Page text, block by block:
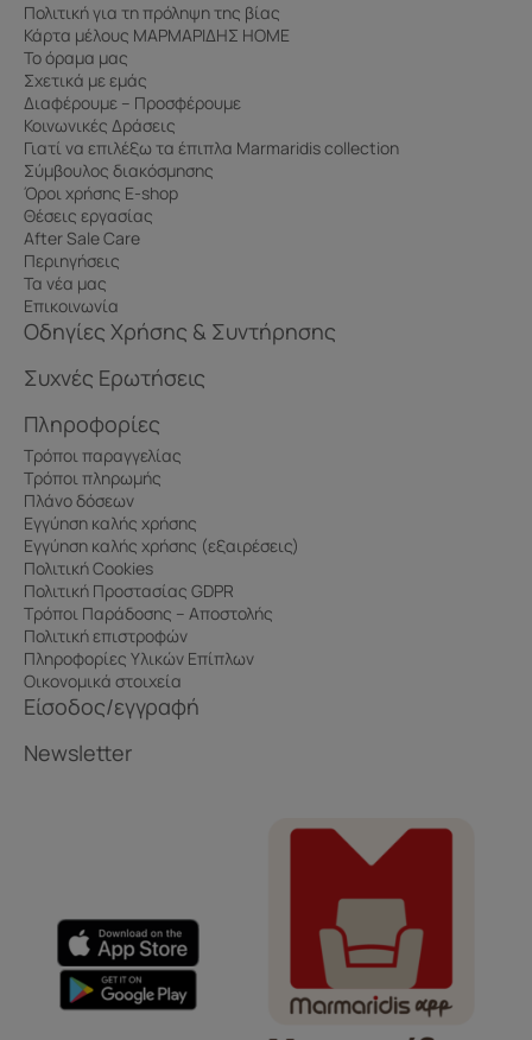
Πολιτική για τη πρόληψη της βίας
Κάρτα μέλους ΜΑΡΜΑΡΙΔΗΣ HOME
Το όραμα μας
Σχετικά με εμάς
Διαφέρουμε – Προσφέρουμε
Κοινωνικές Δράσεις
Γιατί να επιλέξω τα έπιπλα Marmaridis collection
Σύμβουλος διακόσμησης
Όροι χρήσης E-shop
Θέσεις εργασίας
After Sale Care
Περιηγήσεις
Τα νέα μας
Επικοινωνία
Οδηγίες Χρήσης & Συντήρησης
Συχνές Ερωτήσεις
Πληροφορίες
Τρόποι παραγγελίας
Τρόποι πληρωμής
Πλάνο δόσεων
Εγγύηση καλής χρήσης
Εγγύηση καλής χρήσης (εξαιρέσεις)
Πολιτική Cookies
Πολιτική Προστασίας GDPR
Τρόποι Παράδοσης – Αποστολής
Πολιτική επιστροφών
Πληροφορίες Υλικών Επίπλων
Οικονομικά στοιχεία
Είσοδος/εγγραφή
Newsletter